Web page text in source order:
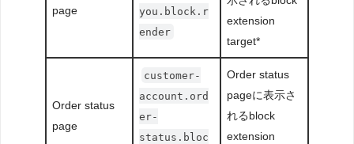
page
you.block.r
ender
extension
target*
Order status
page
customer-
account.ord
er-
status.bloc
Order status
pageに表示さ
れるblock
extension